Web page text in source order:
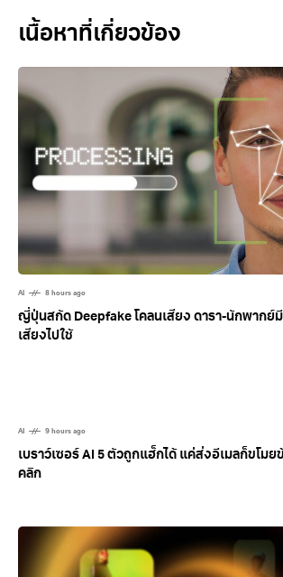
Related Posts
AI 8 hours ago
ญี่ปุ่นสกัด Deepfake โคลนเสียง ดารา-นักพากย์
เสียงไปใช้
AI 9 hours ago
เบราว์เซอร์ AI 5 ตัวถูกแฮ็กได้ แค่ส่งอีเมลก็ขโมย
คลิก